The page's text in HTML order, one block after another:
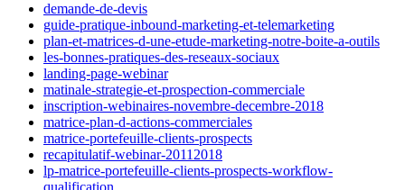
demande-de-devis
guide-pratique-inbound-marketing-et-telemarketing
plan-et-matrices-d-une-etude-marketing-notre-boite-a-outils
les-bonnes-pratiques-des-reseaux-sociaux
landing-page-webinar
matinale-strategie-et-prospection-commerciale
inscription-webinaires-novembre-decembre-2018
matrice-plan-d-actions-commerciales
matrice-portefeuille-clients-prospects
recapitulatif-webinar-20112018
lp-matrice-portefeuille-clients-prospects-workflow-
qualification